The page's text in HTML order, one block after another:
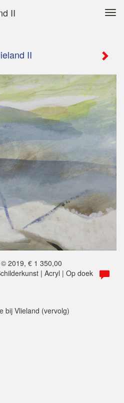
II
II
2019, € 1 350,00
| Acryl | Op doek
bij Vlieland (vervolg)